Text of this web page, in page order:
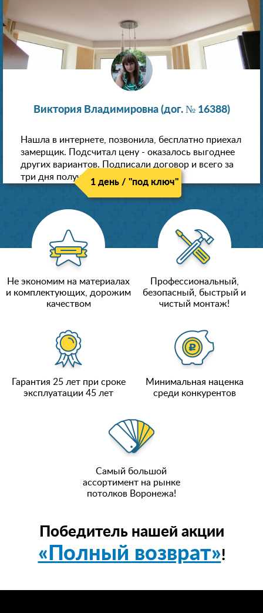
Виктория Владимировна (дог. № 16388)
Нашла в интернете, позвонила, бесплатно приехал
замерщик. Подсчитал цену - оказалось выгоднее
других вариантов. Подписали договор и всего за
три дня получили новые потолки!
1 день / "под ключ"
Не экономим на материалах
и комплектующих, дорожим
качеством
Профессиональный,
безопасный, быстрый и
чистый монтаж!
Гарантия 25 лет при сроке
эксплуатации 45 лет
Минимальная наценка
среди конкурентов
Самый большой
ассортимент на рынке
потолков Воронежа!
Победитель нашей акции
«Полный возврат»!